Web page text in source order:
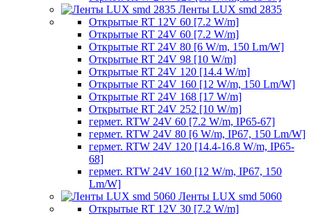
Ленты LUX smd 2835
Открытые RT 12V 60 [7.2 W/m]
Открытые RT 24V 60 [7.2 W/m]
Открытые RT 24V 80 [6 W/m, 150 Lm/W]
Открытые RT 24V 98 [10 W/m]
Открытые RT 24V 120 [14.4 W/m]
Открытые RT 24V 160 [12 W/m, 150 Lm/W]
Открытые RT 24V 168 [17 W/m]
Открытые RT 24V 252 [10 W/m]
гермет. RTW 24V 60 [7.2 W/m, IP65-67]
гермет. RTW 24V 80 [6 W/m, IP67, 150 Lm/W]
гермет. RTW 24V 120 [14.4-16.8 W/m, IP65-
68]
гермет. RTW 24V 160 [12 W/m, IP67, 150
Lm/W]
Ленты LUX smd 5060
Открытые RT 12V 30 [7.2 W/m]